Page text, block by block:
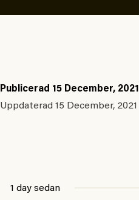
Publicerad 15 December, 2021
Uppdaterad 15 December, 2021
1 day sedan